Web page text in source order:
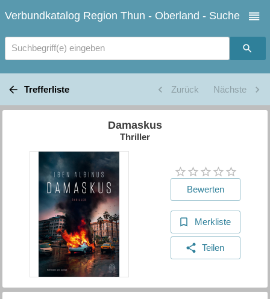
Verbundkatalog Region Thun - Oberland - Suche
Suchbegriff(e) eingeben
Trefferliste Zurück Nächste
Damaskus
Thriller
Bewerten
Merkliste
Teilen